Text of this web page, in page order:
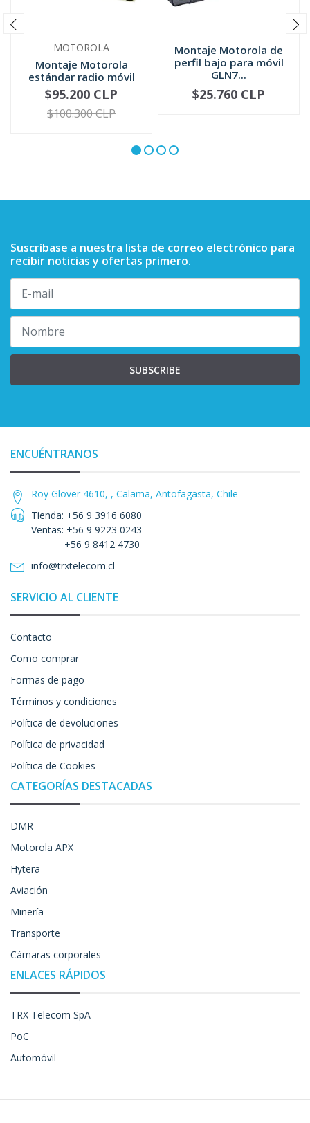
MOTOROLA
Montaje Motorola
estándar radio móvil
HLN6861
+
$95.200 CLP
$100.300 CLP
Montaje Motorola de
perfil bajo para móvil
GLN7...
+
$25.760 CLP
Suscríbase a nuestra lista de correo electrónico para
recibir noticias y ofertas primero.
SUBSCRIBE
ENCUÉNTRANOS
Roy Glover 4610, , Calama, Antofagasta, Chile
Tienda: +56 9 3916 6080
Ventas: +56 9 9223 0243
+56 9 8412 4730
info@trxtelecom.cl
SERVICIO AL CLIENTE
Contacto
Como comprar
Formas de pago
Términos y condiciones
Política de devoluciones
Política de privacidad
Política de Cookies
CATEGORÍAS DESTACADAS
DMR
Motorola APX
Hytera
Aviación
Minería
Transporte
Cámaras corporales
ENLACES RÁPIDOS
TRX Telecom SpA
PoC
Automóvil